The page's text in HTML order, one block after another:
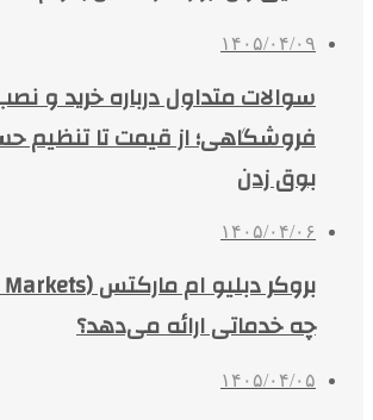
۱۴۰۵/۰۴/۰۹
سوالات متداول درباره خرید و
فروشگاهی؛ از قیمت تا تنظیم
بوق زدن
۱۴۰۵/۰۴/۰۶
چه خدماتی ارائه می‌دهد؟
۱۴۰۵/۰۴/۰۵